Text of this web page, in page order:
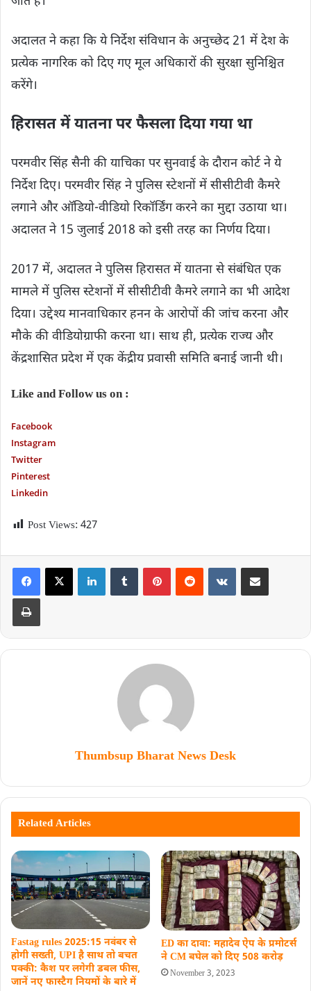
अदालत ने कहा कि ये निर्देश संविधान के अनुच्छेद 21 में देश के
प्रत्येक नागरिक को दिए गए मूल अधिकारों की सुरक्षा सुनिश्चित
करेंगे।
हिरासत में यातना पर फैसला दिया गया था
परमवीर सिंह सैनी की याचिका पर सुनवाई के दौरान कोर्ट ने ये
निर्देश दिए। परमवीर सिंह ने पुलिस स्टेशनों में सीसीटीवी कैमरे
लगाने और ऑडियो-वीडियो रिकॉर्डिंग करने का मुद्दा उठाया था।
अदालत ने 15 जुलाई 2018 को इसी तरह का निर्णय दिया।
2017 में, अदालत ने पुलिस हिरासत में यातना से संबंधित एक
मामले में पुलिस स्टेशनों में सीसीटीवी कैमरे लगाने का भी आदेश
दिया। उद्देश्य मानवाधिकार हनन के आरोपों की जांच करना और
मौके की वीडियोग्राफी करना था। साथ ही, प्रत्येक राज्य और
केंद्रशासित प्रदेश में एक केंद्रीय प्रवासी समिति बनाई जानी थी।
Like and Follow us on :
Facebook
Instagram
Twitter
Pinterest
Linkedin
Post Views: 427
Thumbsup Bharat News Desk
Related Articles
Fastag rules 2025:15 नवंबर से
होगी सख्ती, UPI है साथ तो बचत
पक्की: कैश पर लगेगी डबल फीस,
जानें नए फास्‍टैग नियमों के बारे में
ED का दावा: महादेव ऐप के प्रमोटर्स
ने CM बघेल को दिए 508 करोड़
November 3, 2023